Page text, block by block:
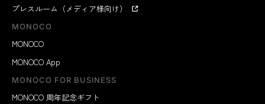
プレスルーム（メディア様向け）
MONOCO
MONOCO
MONOCO App
MONOCO FOR BUSINESS
MONOCO 周年記念ギフト